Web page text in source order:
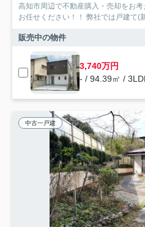
高知市周辺で不動産購入・売却をお
お任せください！！ 弊社では戸建て(
販売中の物件
3,740万円
- / 94.39㎡ /
中古一戸建